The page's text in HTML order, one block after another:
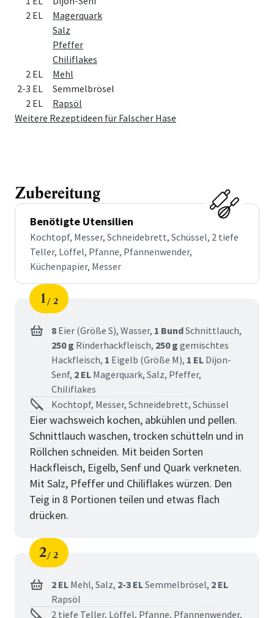
2 EL
Magerquark
Salz
Pfeffer
Chiliflakes
2 EL
Mehl
2-3 EL
Semmelbrösel
2 EL
Rapsöl
Weitere Rezeptideen für Falscher Hase
Zubereitung
Benötigte Utensilien
Kochtopf, Messer, Schneidebrett, Schüssel, 2 tiefe
Teller, Löffel, Pfanne, Pfannenwender,
Küchenpapier, Messer
Schritt
1
von
2
8 Eier (Größe S), Wasser, 1 BundSchnittlauch,
250 g Rinderhackfleisch, 250 g gemischtes
Hackfleisch, 1 Eigelb (Größe M), 1 EL Dijon-
Senf, 2 EL Magerquark, Salz, Pfeffer,
Chiliflakes
Kochtopf, Messer, Schneidebrett, Schüssel
Eier wachsweich kochen, abkühlen und pellen.
Schnittlauch waschen, trocken schütteln und in
Röllchen schneiden. Mit beiden Sorten
Hackfleisch, Eigelb, Senf und Quark verkneten.
Mit Salz, Pfeffer und Chiliflakes würzen. Den
Teig in 8 Portionen teilen und etwas flach
drücken.
Schritt
2
von
2
2 EL Mehl, Salz, 2-3 ELSemmelbrösel, 2 EL
Rapsöl
2 tiefe Teller, Löffel, Pfanne, Pfannenwender,